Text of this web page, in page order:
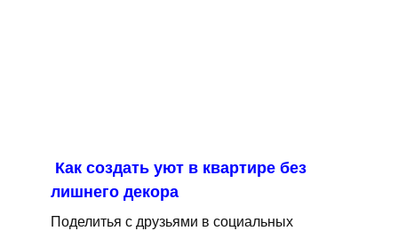
Как создать уют в квартире без
лишнего декора
Поделитья с друзьями в социальных